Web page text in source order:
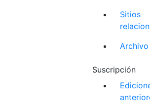
Sitios
Suscripción